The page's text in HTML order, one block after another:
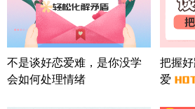
微信用户 巧?媚儿 通过
方案
上海-浦东 177****9074
微信用户 Liberty 通过此
方案
广东-广州 188****5632
不是谈好恋爱难，是你没学
会如何处理情绪
把握
爱